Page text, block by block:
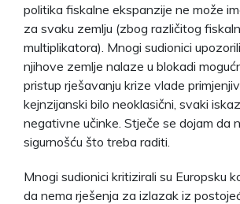
politika fiskalne ekspanzije ne može
za svaku zemlju (zbog različitog
multiplikatora). Mnogi sudionici
njihove zemlje nalaze u blokadi
pristup rješavanju krize vlade
kejnzijanski bilo neoklasični, svaki
negativne učinke. Stječe se dojam da
sigurnošću što treba raditi.
Mnogi sudionici kritizirali su Europsku
da nema rješenja za izlazak iz